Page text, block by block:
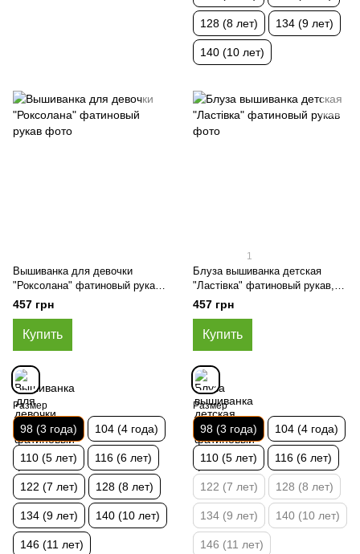
128 (8 лет) 134 (9 лет)
140 (10 лет)
Вышиванка для девочки
"Роксолана" фатиновый рукав,
Какао, 98 (3 года)
457 грн
Купить
Размер
98 (3 года) 104 (4 года)
110 (5 лет) 116 (6 лет)
122 (7 лет) 128 (8 лет)
134 (9 лет) 140 (10 лет)
146 (11 лет)
1
Блуза вышиванка детская
"Ластівка" фатиновый рукав,
Молочный, 98 (3 года)
457 грн
Купить
Размер
98 (3 года) 104 (4 года)
110 (5 лет) 116 (6 лет)
122 (7 лет) 128 (8 лет)
134 (9 лет) 140 (10 лет)
146 (11 лет)